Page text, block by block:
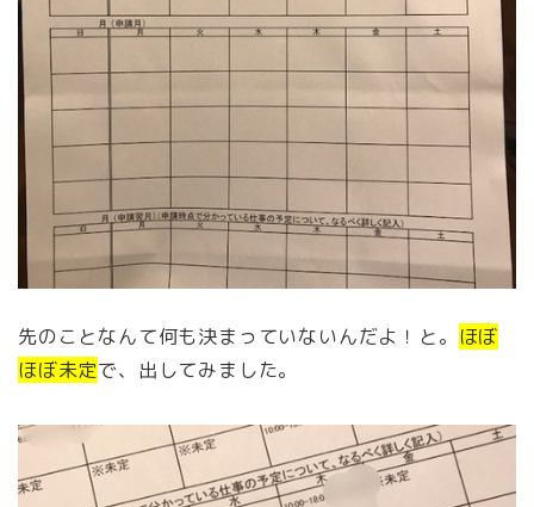
先のことなんて何も決まっていないんだよ！と。 ほぼ
ほぼ未定で、出してみました。